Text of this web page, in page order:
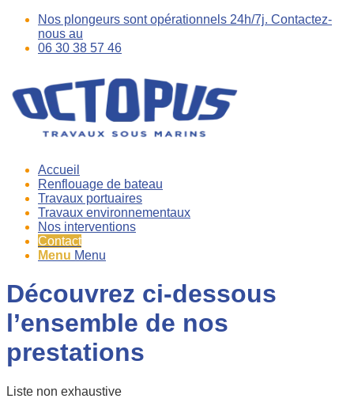
Nos plongeurs sont opérationnels 24h/7j. Contactez-
nous au
06 30 38 57 46
Accueil
Renflouage de bateau
Travaux portuaires
Travaux environnementaux
Nos interventions
Contact
Menu Menu
Découvrez ci-dessous
l’ensemble de nos
prestations
Liste non exhaustive